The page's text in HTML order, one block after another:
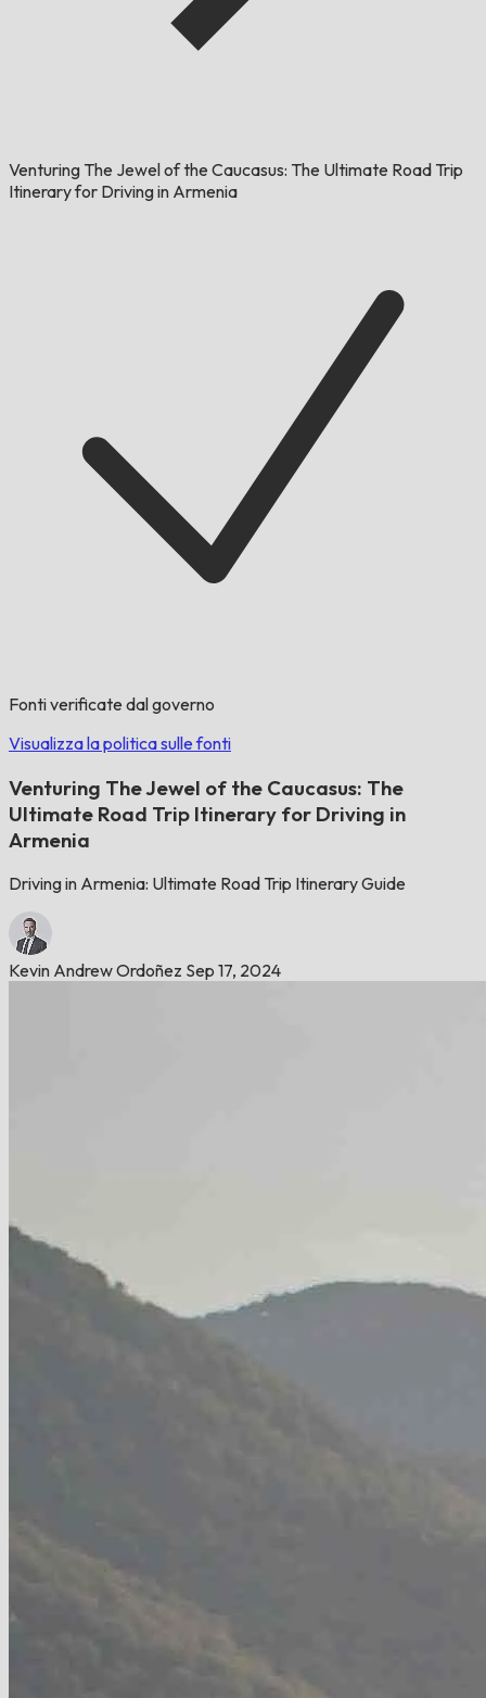
Venturing The Jewel of the Caucasus: The Ultimate Road Trip
Itinerary for Driving in Armenia
Fonti verificate dal governo
Visualizza la politica sulle fonti
Venturing The Jewel of the Caucasus: The
Ultimate Road Trip Itinerary for Driving in
Armenia
Driving in Armenia: Ultimate Road Trip Itinerary Guide
Kevin Andrew Ordoñez Sep 17, 2024